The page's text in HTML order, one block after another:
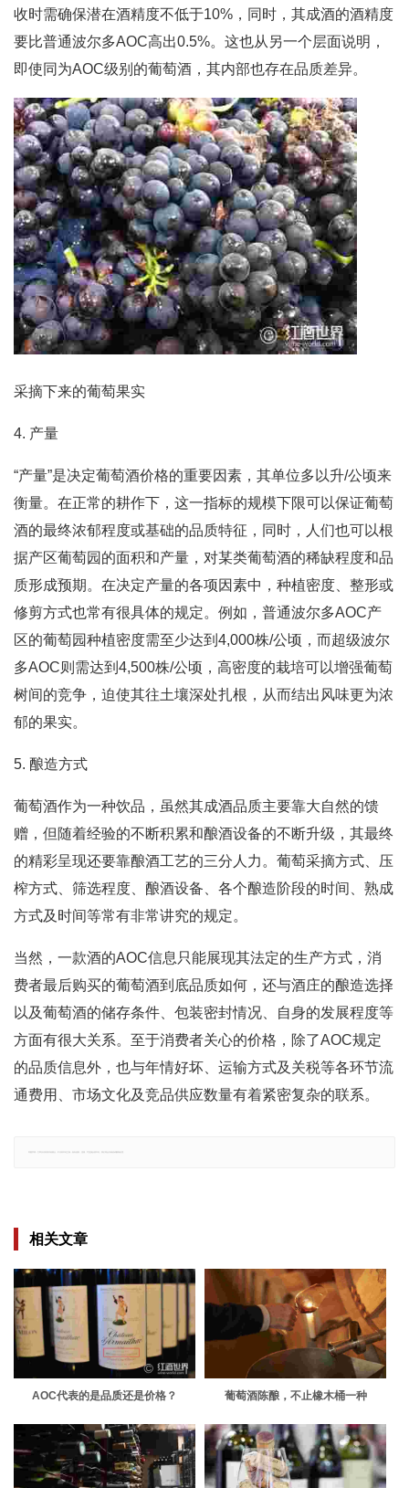
收时需确保潜在酒精度不低于10%，同时，其成酒的酒精度
要比普通波尔多AOC高出0.5%。这也从另一个层面说明，
即使同为AOC级别的葡萄酒，其内部也存在品质差异。
采摘下来的葡萄果实
4. 产量
“产量”是决定葡萄酒价格的重要因素，其单位多以升/公顷来
衡量。在正常的耕作下，这一指标的规模下限可以保证葡萄
酒的最终浓郁程度或基础的品质特征，同时，人们也可以根
据产区葡萄园的面积和产量，对某类葡萄酒的稀缺程度和品
质形成预期。在决定产量的各项因素中，种植密度、整形或
修剪方式也常有很具体的规定。例如，普通波尔多AOC产
区的葡萄园种植密度需至少达到4,000株/公顷，而超级波尔
多AOC则需达到4,500株/公顷，高密度的栽培可以增强葡萄
树间的竞争，迫使其往土壤深处扎根，从而结出风味更为浓
郁的果实。
5. 酿造方式
葡萄酒作为一种饮品，虽然其成酒品质主要靠大自然的馈
赠，但随着经验的不断积累和酿酒设备的不断升级，其最终
的精彩呈现还要靠酿酒工艺的三分人力。葡萄采摘方式、压
榨方式、筛选程度、酿酒设备、各个酿造阶段的时间、熟成
方式及时间等常有非常讲究的规定。
当然，一款酒的AOC信息只能展现其法定的生产方式，消
费者最后购买的葡萄酒到底品质如何，还与酒庄的酿造选择
以及葡萄酒的储存条件、包装密封情况、自身的发展程度等
方面有很大关系。至于消费者关心的价格，除了AOC规定
的品质信息外，也与年情好坏、运输方式及关税等各环节流
通费用、市场文化及竞品供应数量有着紧密复杂的联系。
相关文章
AOC代表的是品质还是价格？ 葡萄酒陈酿，不止橡木桶一种